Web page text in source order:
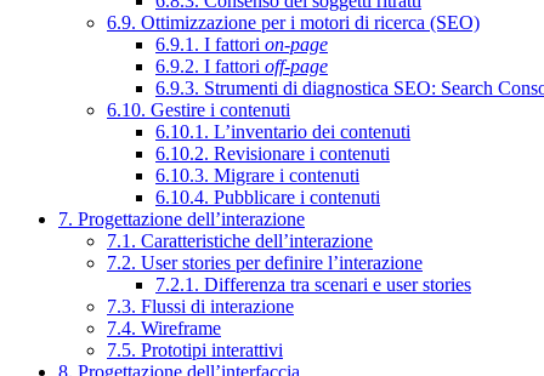
6.9. Ottimizzazione per i motori di ricerca (SEO)
6.9.1. I fattori on-page
6.9.2. I fattori off-page
6.9.3. Strumenti di diagnostica SEO: Search
6.10. Gestire i contenuti
6.10.1. L’inventario dei contenuti
6.10.2. Revisionare i contenuti
6.10.3. Migrare i contenuti
6.10.4. Pubblicare i contenuti
7. Progettazione dell’interazione
7.1. Caratteristiche dell’interazione
7.2. User stories per definire l’interazione
7.2.1. Differenza tra scenari e user stories
7.3. Flussi di interazione
7.4. Wireframe
7.5. Prototipi interattivi
8. Progettazione dell’interfaccia